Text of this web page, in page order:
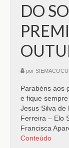
DO
por
Parabéns aos
e fique
Jesus Silva de
Ferreira – Elo
Francisca
Conteúdo